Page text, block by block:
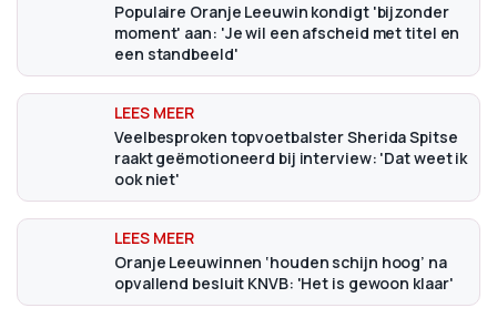
Populaire Oranje Leeuwin kondigt 'bijzonder
moment' aan: 'Je wil een afscheid met titel en
een standbeeld'
Veelbesproken topvoetbalster Sherida Spitse
raakt geëmotioneerd bij interview: 'Dat weet ik
ook niet'
Oranje Leeuwinnen ‘houden schijn hoog’ na
opvallend besluit KNVB: 'Het is gewoon klaar'